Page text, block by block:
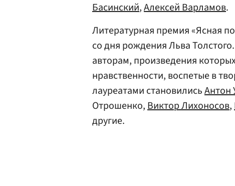
Басинский,Алексей Варламов.
Литературная премия «Ясная
со дня рождения Льва
авторам, произведения
нравственности, воспетые в
лауреатами становилисьАнтон
Отрошенко,Виктор Лихоносов,
другие.